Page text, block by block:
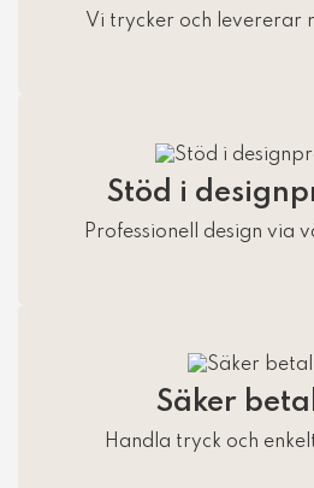
Vi trycker och levererar
Stöd i
Professionell design via
Säker
Handla tryck och